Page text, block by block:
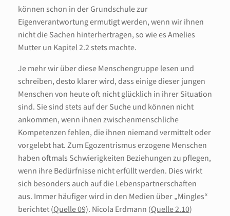
können schon in der Grundschule zur
Eigenverantwortung ermutigt werden, wenn wir ihnen
nicht die Sachen hinterhertragen, so wie es Amelies
Mutter un Kapitel 2.2 stets machte.
Je mehr wir über diese Menschengruppe lesen und
schreiben, desto klarer wird, dass einige dieser jungen
Menschen von heute oft nicht glücklich in ihrer Situation
sind. Sie sind stets auf der Suche und können nicht
ankommen, wenn ihnen zwischenmenschliche
Kompetenzen fehlen, die ihnen niemand vermittelt oder
vorgelebt hat. Zum Egozentrismus erzogene Menschen
haben oftmals Schwierigkeiten Beziehungen zu pflegen,
wenn ihre Bedürfnisse nicht erfüllt werden. Dies wirkt
sich besonders auch auf die Lebenspartnerschaften
aus. Immer häufiger wird in den Medien über „Mingles“
berichtet (Quelle 09). Nicola Erdmann (Quelle 2.10)